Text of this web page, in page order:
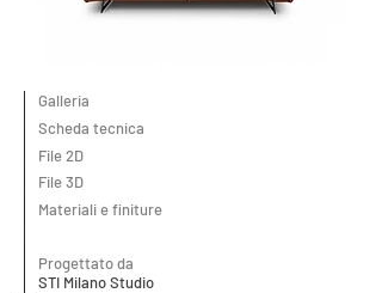
Galleria
Scheda tecnica
File 2D
File 3D
Materiali e finiture
Progettato da
STI Milano Studio